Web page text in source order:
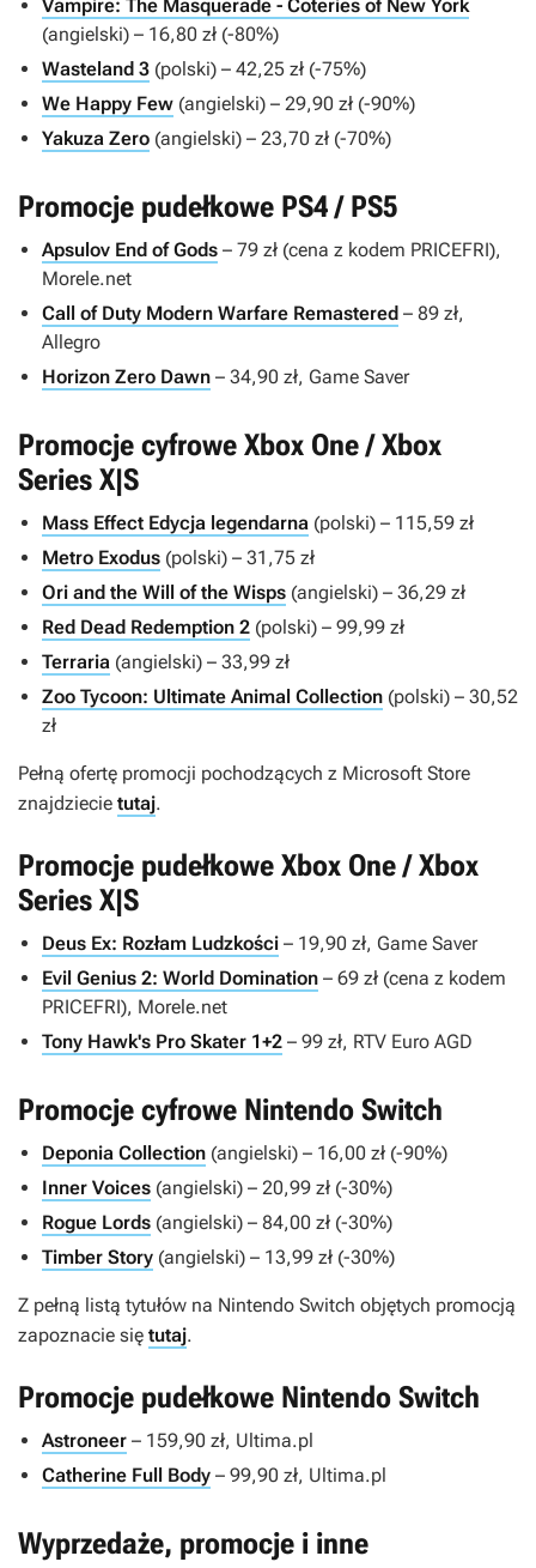
Vampire: The Masquerade - Coteries of New York
(angielski) – 16,80 zł (-80%)
Wasteland 3 (polski) – 42,25 zł (-75%)
We Happy Few (angielski) – 29,90 zł (-90%)
Yakuza Zero (angielski) – 23,70 zł (-70%)
Promocje pudełkowe PS4 / PS5
Apsulov End of Gods – 79 zł (cena z kodem PRICEFRI),
Morele.net
Call of Duty Modern Warfare Remastered – 89 zł,
Allegro
Horizon Zero Dawn – 34,90 zł, Game Saver
Promocje cyfrowe Xbox One / Xbox
Series X|S
Mass Effect Edycja legendarna (polski) – 115,59 zł
Metro Exodus (polski) – 31,75 zł
Ori and the Will of the Wisps (angielski) – 36,29 zł
Red Dead Redemption 2 (polski) – 99,99 zł
Terraria (angielski) – 33,99 zł
Zoo Tycoon: Ultimate Animal Collection (polski) – 30,52
zł
Pełną ofertę promocji pochodzących z Microsoft Store
znajdziecie tutaj.
Promocje pudełkowe Xbox One / Xbox
Series X|S
Deus Ex: Rozłam Ludzkości – 19,90 zł, Game Saver
Evil Genius 2: World Domination – 69 zł (cena z kodem
PRICEFRI), Morele.net
Tony Hawk's Pro Skater 1+2 – 99 zł, RTV Euro AGD
Promocje cyfrowe Nintendo Switch
Deponia Collection (angielski) – 16,00 zł (-90%)
Inner Voices (angielski) – 20,99 zł (-30%)
Rogue Lords (angielski) – 84,00 zł (-30%)
Timber Story (angielski) – 13,99 zł (-30%)
Z pełną listą tytułów na Nintendo Switch objętych promocją
zapoznacie się tutaj.
Promocje pudełkowe Nintendo Switch
Astroneer – 159,90 zł, Ultima.pl
Catherine Full Body – 99,90 zł, Ultima.pl
Wyprzedaże, promocje i inne